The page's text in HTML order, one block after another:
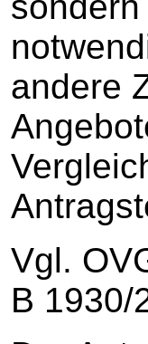
andere
Vgl.
B 1930/